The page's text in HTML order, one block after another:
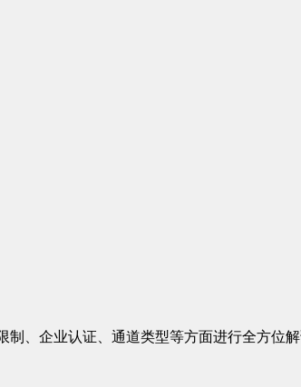
、企业认证、通道类型等方面进行全方位